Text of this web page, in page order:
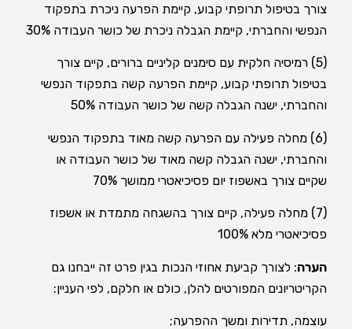
צורך בטיפול תרופתי קבוע, קיימת הפרעה ניכרת בתפקוד
הנפשי והחברתי, קיימת הגבלה ניכרת של כושר העבודה 30%
(5) רמיסיה חלקית עם סימנים קליניים ברורים, קיים צורך
בטיפול תרופתי קבוע, קיימת הפרעה קשה בתפקוד הנפשי
והחברתי, ישנה הגבלה קשה של כושר העבודה 50%
(6) מחלה פעילה עם הפרעה קשה מאוד בתפקוד הנפשי
והחברתי, ישנה הגבלה קשה מאוד של כושר העבודה או
שקיים צורך באשפוז יום פסיכיאטרי ממושך 70%
(7) מחלה פעילה, קיים צורך בהשגחה מתמדת או אשפוז
פסיכיאטרי מלא 100%
הערה: לצורך קביעת אחוזי הנכות בגין פרט זה ייבחנו גם
הקריטריונים המפורטים להלן, כולם או חלקם, לפי העניין:
עוצמה, תדירות ומשך ההפרעה;